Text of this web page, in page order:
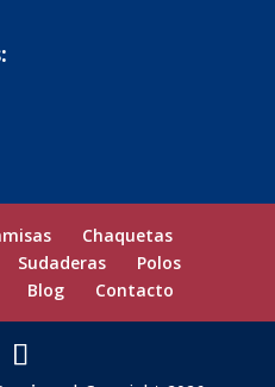
Chaquetas
Sudaderas
Polos
Blog Contacto